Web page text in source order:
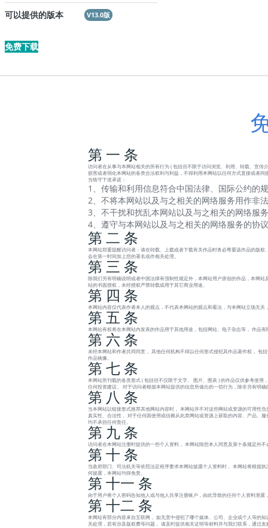
可以提供的版本 V13.0版
免费下载
第 一 条
访问者在从事与本网站相关的所有行为 ( 包括但不限于访问浏览、利用、转载、宣传
损害或者弱化本网站的各类合法权利与利益，不得利用本网站以任何方式直接或者
当恪守下述承诺：
1、传输和利用信息符合中国法律、国际公约的
2、不将本网站以及与之相关的网络服务用作非
3、不干扰和扰乱本网站以及与之相关的网络服
4、遵守与本网站以及与之相关的网络服务的协
第 二 条
本网站郑重提醒访问者：请在转载、上载或者下载有关作品时务必尊重该作品的版
会在第一时间加上您的署名或作相关处理。
第 三 条
除我们另有明确说明或者中国法律有强制性规定外，本网站用户原创的作品，本网
站的书面授权，未经授权严禁转载或用于其它商业用途。
第 四 条
本网站内容仅代表作者本人的观点，不代表本网站的观点和看法，与本网站立场无关
第 五 条
本网站有权将在本网站内发表的作品用于其他用途，包括网站、电子杂志等， 作品
第 六 条
未经本网站和作者共同同意， 其他任何机构不得以任何形式侵犯其作品著作权， 包
作品镜像。
第 七 条
本网站所刊载的各类形式 ( 包括但不仅限于文字、 图片、图表 ) 的作品仅供参考使
任何投资建议。 对于访问者根据本网站提供的信息所做出的一切行为，除非另有明
第 八 条
当本网站以链接形式推荐其他网站内容时， 本网站并不对这些网站或资源的可用性
真实性、合法性， 对于任何因使用或信赖从此类网站或资源上获取的内容、产品、
均不承担任何责任。
第 九 条
访问者在本网站注册时提供的一些个人资料， 本网站除您本人同意及第十条规定外
第 十 条
当政府部门、司法机关等依照法定程序要求本网站披露个人资料时， 本网站将根据
何披露，本网站均得免责。
第 十一 条
由于用户将个人密码告知他人或与他人共享注册账户，由此导致的任何个人资料泄露
第 十二 条
本网站有部分内容来自互联网， 如无意中侵犯了哪个媒体、公司、企业或个人等的
关处理，若有涉及版权费等问题， 请及时提供相关证明等材料并与我们联系，通过